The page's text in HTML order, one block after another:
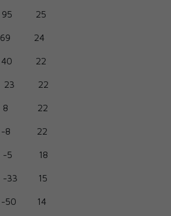
95 25
69 24
40 22
23 22
8 22
-8 22
-5 18
-33 15
-50 14